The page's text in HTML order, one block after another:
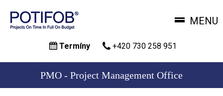
hlavnímu
MENU
Termíny +420 730 258 951
PMO - Project Management Office